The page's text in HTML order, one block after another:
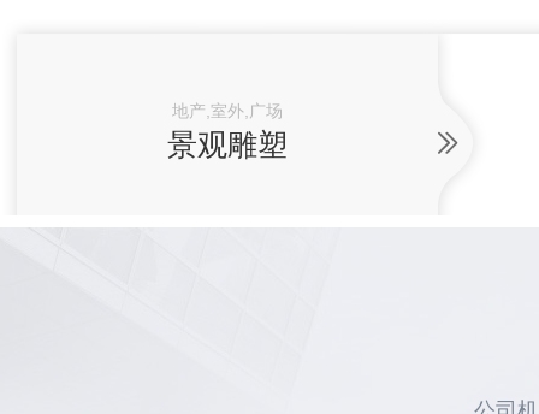
地产,室外,广场
景观雕塑